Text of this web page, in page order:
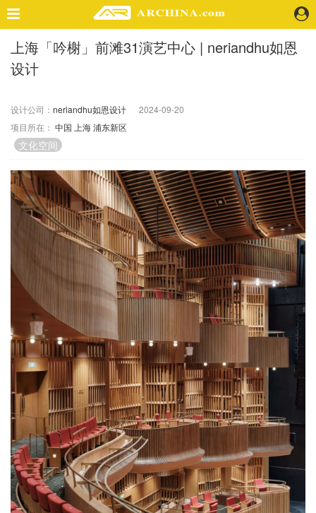
精选案例
建 筑
室 内
视 频
头条资讯
业 界
机 构
人 物
快速搜索
企业招聘
企业会员
关于投稿
广告投放
关于我们
联系我们
上海「吟榭」前滩31演艺中心 | neriandhu如恩
设计
设计公司： neriandhu如恩设计
2024-09-20
项目所在： 中国 上海浦东新区
文化空间